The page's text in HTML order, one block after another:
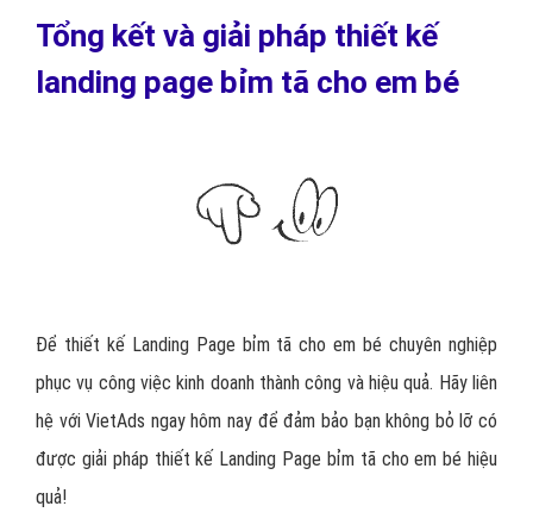
Tổng kết và giải pháp thiết kế
landing page bỉm tã cho em bé
Để thiết kế Landing Page bỉm tã cho em bé chuyên nghiệp
phục vụ công việc kinh doanh thành công và hiệu quả. Hãy liên
hệ với VietAds ngay hôm nay để đảm bảo bạn không bỏ lỡ có
được giải pháp thiết kế Landing Page bỉm tã cho em bé hiệu
quả!